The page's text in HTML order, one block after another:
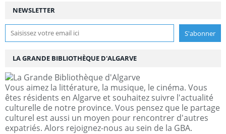
NEWSLETTER
LA GRANDE BIBLIOTHÈQUE D'ALGARVE
Vous aimez la littérature, la musique, le cinéma. Vous
êtes résidents en Algarve et souhaitez suivre l'actualité
culturelle de notre province. Vous pensez que le partage
culturel est aussi un moyen pour rencontrer d'autres
expatriés. Alors rejoignez-nous au sein de la GBA.